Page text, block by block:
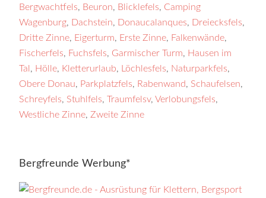
Bergwachtfels, Beuron, Blicklefels, Camping
Wagenburg, Dachstein, Donaucalanques, Dreiecksfels,
Dritte Zinne, Eigerturm, Erste Zinne, Falkenwände,
Fischerfels, Fuchsfels, Garmischer Turm, Hausen im
Tal , Hölle, Kletterurlaub, Löchlesfels, Naturparkfels,
Obere Donau, Parkplatzfels, Rabenwand, Schaufelsen,
Schreyfels, Stuhlfels,Traumfelsv,Verlobungsfels,
Westliche Zinne,Zweite Zinne
Bergfreunde Werbung*